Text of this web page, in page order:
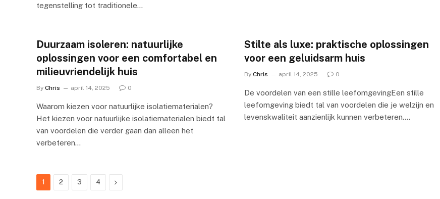
tegenstelling tot traditionele…
Duurzaam isoleren: natuurlijke
oplossingen voor een comfortabel en
milieuvriendelijk huis
By Chris april 14, 2025 0
Waarom kiezen voor natuurlijke isolatiematerialen?
Het kiezen voor natuurlijke isolatiematerialen biedt tal
van voordelen die verder gaan dan alleen het
verbeteren…
Stilte als luxe: praktische oplossingen
voor een geluidsarm huis
By Chris april 14, 2025 0
De voordelen van een stille leefomgevingEen stille
leefomgeving biedt tal van voordelen die je welzijn en
levenskwaliteit aanzienlijk kunnen verbeteren.…
1 2 3 4 Next